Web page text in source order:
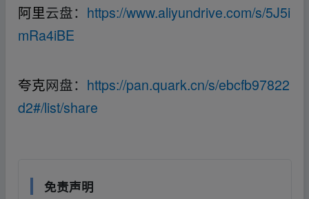
阿里云盘： https://www.aliyundrive.com/s/5J5i
mRa4iBE
夸克网盘： https://pan.quark.cn/s/ebcfb97822
d2#/list/share
免责声明